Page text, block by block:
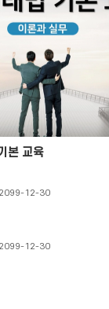
본 교육
12-30
12-30